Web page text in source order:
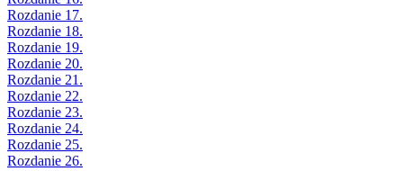
Rozdanie 17.
Rozdanie 18.
Rozdanie 19.
Rozdanie 20.
Rozdanie 21.
Rozdanie 22.
Rozdanie 23.
Rozdanie 24.
Rozdanie 25.
Rozdanie 26.